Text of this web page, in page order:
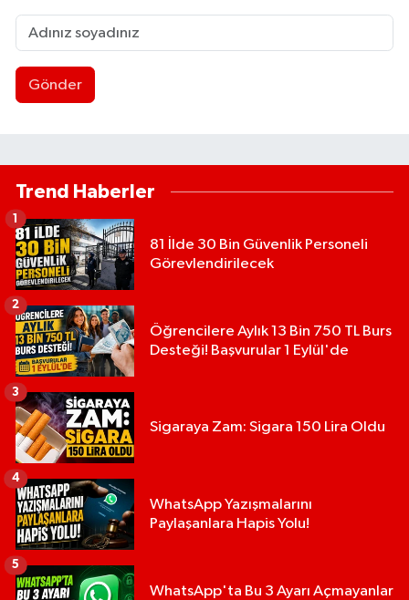
Gönder
Trend Haberler
81 İlde 30 Bin Güvenlik Personeli
Görevlendirilecek
1
Öğrencilere Aylık 13 Bin 750 TL Burs
Desteği! Başvurular 1 Eylül'de
2
Sigaraya Zam: Sigara 150 Lira Oldu
3
WhatsApp Yazışmalarını
Paylaşanlara Hapis Yolu!
4
WhatsApp'ta Bu 3 Ayarı Açmayanlar
5